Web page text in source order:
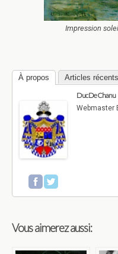
Impression
À propos
Articles récents
Duc De Chanu
Webmaster
Vous aimerez aussi: